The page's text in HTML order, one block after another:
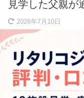
見学した父親が
2026年7月10日